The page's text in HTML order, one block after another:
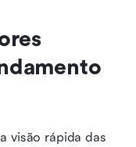
visão rápida das